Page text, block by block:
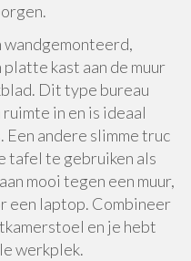
wandgemonteerd,
kast aan de muur
Dit type bureau
in en is ideaal
andere slimme truc
tafel te gebruiken als
mooi tegen een muur,
een laptop. Combineer
en je hebt
werkplek.